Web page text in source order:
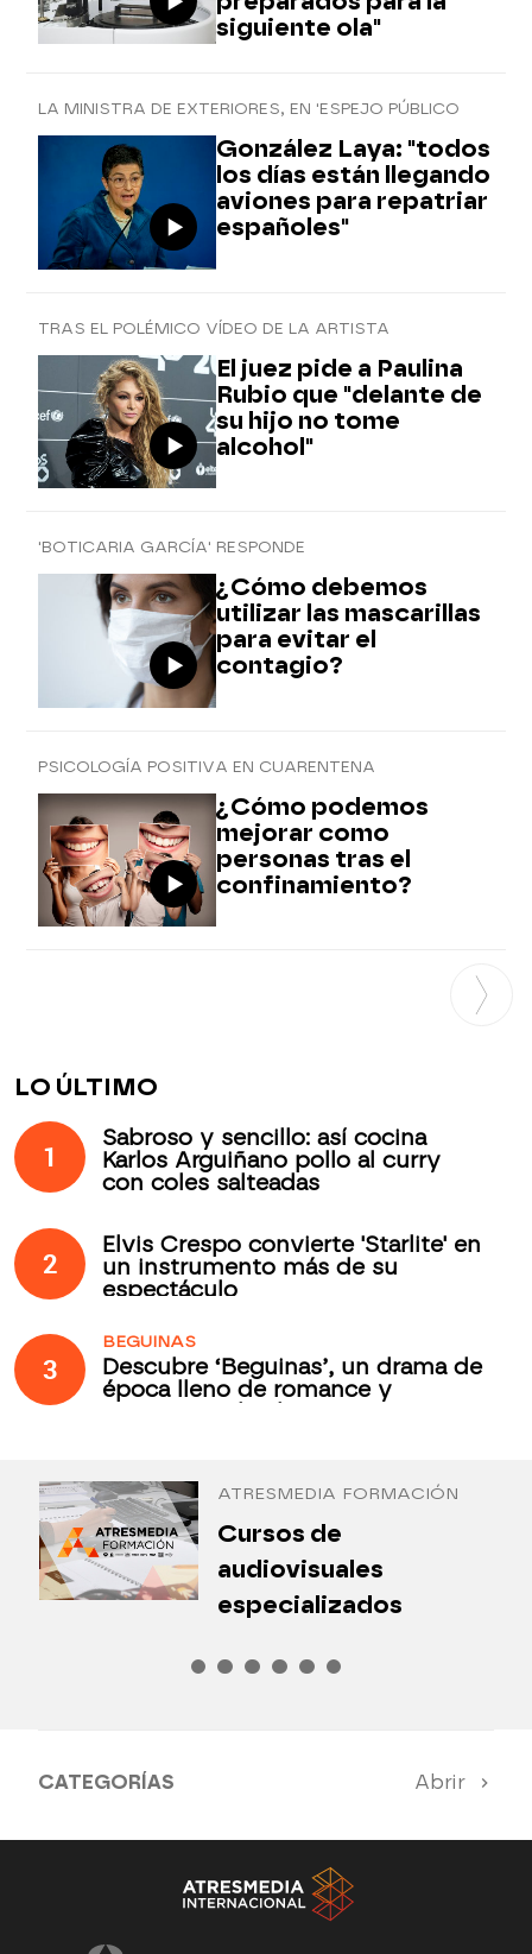
siguiente ola"
LA MINISTRA DE EXTERIORES, EN 'ESPEJO PÚBLICO
González Laya: "todos
los días están llegando
aviones para repatriar
españoles"
TRAS EL POLÉMICO VÍDEO DE LA ARTISTA
El juez pide a Paulina
Rubio que "delante de
su hijo no tome
alcohol"
'BOTICARIA GARCÍA' RESPONDE
¿Cómo debemos
utilizar las mascarillas
para evitar el
contagio?
PSICOLOGÍA POSITIVA EN CUARENTENA
¿Cómo podemos
mejorar como
personas tras el
confinamiento?
LO ÚLTIMO
1
Sabroso y sencillo: así cocina
Karlos Arguiñano pollo al curry
con coles salteadas
2
Elvis Crespo convierte 'Starlite' en
un instrumento más de su
espectáculo
3
BEGUINAS
Descubre ‘Beguinas’, un drama de
época lleno de romance y
ATRESMEDIA FORMACIÓN
Cursos de
audiovisuales
especializados
CATEGORÍAS Abrir
Antena 3 Noticias El Hormiguero
Tu cara me suena Pasapalabra